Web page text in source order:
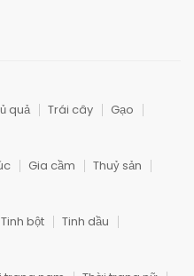
quả Trái cây
Gạo
Gia cầm
Thuỷ sản
Tinh bột
Tinh dầu